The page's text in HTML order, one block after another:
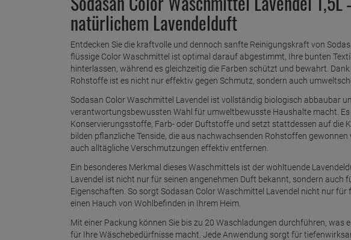
natürlichem Lavendelduft
Entdecken Sie die kraftvolle und dennoch sanfte Reinigungskraft von
flüssige Color Waschmittel ist optimal darauf abgestimmt, Ihre bunten
hinterlassen, während es gleichzeitig die Farben schützt und bewahrt.
Rohstoffe ist es nicht nur effektiv gegen Schmutz, sondern auch
Sodasan Color Waschmittel Lavendel ist vollständig biologisch abbaubar
verantwortungsbewussten Wahl für umweltbewusste Haushalte macht.
Konservierungsstoffe, Farb- oder Duftstoffe und setzt stattdessen auf die
bilden pflanzliche Tenside, die aus nachwachsenden Rohstoffen
auch alltägliche Verschmutzungen effektiv entfernen.
Ein besonderes Merkmal dieses Waschmittels ist der wohltuende
Lavendel ist nicht nur für seinen angenehmen Duft bekannt, sondern auch
Eigenschaften. So sorgt Sodasan Color Waschmittel Lavendel nicht nur
einen Hauch von Wohlbefinden in Ihrem Heim.
Mit einer Packung können Sie bis zu 20 Waschladungen durchführen, was
für Ihre Wäschebedürfnisse macht. Jede Anwendung sorgt für